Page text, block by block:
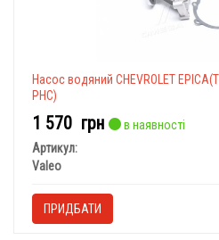
Насос водяний CHEVROLET
PHC)
1 570 грн
в наявності
Артикул:
Valeo
ПРИДБАТИ